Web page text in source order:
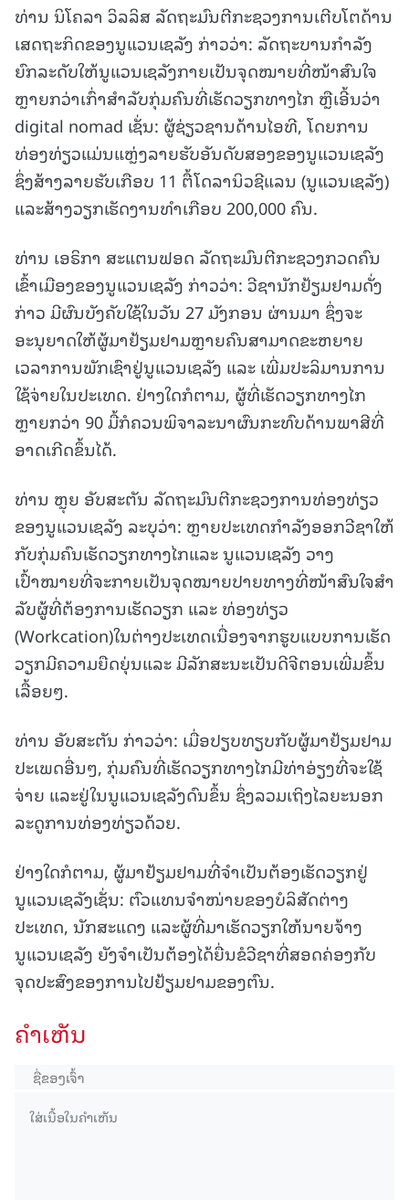
ທ່ານ ນິໂຄລາ ວິລລິສ ລັດຖະມົນຕີກະຊວງການເຕີບໂຕດ້ານ
ເສດຖະກິດຂອງນູແວນເຊລັງ ກ່າວວ່າ: ລັດຖະບານກຳລັງ
ຍົກລະດັບໃຫ້ນູແວນເຊລັງກາຍເປັນຈຸດໝາຍທີ່ໜ້າສົນໃຈ
ຫຼາຍກວ່າເກົ່າສຳລັບກຸ່ມຄົນທີ່ເຮັດວຽກທາງໄກ ຫຼືເອີ້ນວ່າ
digital nomad ເຊັ່ນ: ຜູ້ຊ່ຽວຊານດ້ານໄອທີ, ໂດຍການ
ທ່ອງທ່ຽວແມ່ນແຫຼ່ງລາຍຮັບອັນດັບສອງຂອງນູແວນເຊລັງ
ຊຶ່ງສ້າງລາຍຮັບເກືອບ 11 ຕື້ໂດລານິວຊີແລນ (ນູແວນເຊລັງ)
ແລະສ້າງວຽກເຮັດງານທຳເກືອບ 200,000 ຄົນ.
ທ່ານ ເອຣິກາ ສະແຕນຟອດ ລັດຖະມົນຕີກະຊວງກວດຄົນ
ເຂົ້າເມືອງຂອງນູແວນເຊລັງ ກ່າວວ່າ: ວີຊານັກຢ້ຽມຢາມດັ່ງ
ກ່າວ ມີຜົນບັງຄັບໃຊ້ໃນວັນ 27 ມັງກອນ ຜ່ານມາ ຊຶ່ງຈະ
ອະນຸຍາດໃຫ້ຜູ້ມາຢ້ຽມຢາມຫຼາຍຄົນສາມາດຂະຫຍາຍ
ເວລາການພັກເຊົາຢູ່ນູແວນເຊລັງ ແລະ ເພີ່ມປະລິມານການ
ໃຊ້ຈ່າຍໃນປະເທດ. ຢ່າງໃດກໍຕາມ, ຜູ້ທີ່ເຮັດວຽກທາງໄກ
ຫຼາຍກວ່າ 90 ມື້ກໍຄວນພິຈາລະນາຜົນກະທົບດ້ານພາສີທີ່
ອາດເກີດຂຶ້ນໄດ້.
ທ່ານ ຫຼຸຍ ອັບສະຕັນ ລັດຖະມົນຕີກະຊວງການທ່ອງທ່ຽວ
ຂອງນູແວນເຊລັງ ລະບຸວ່າ: ຫຼາຍປະເທດກໍາລັງອອກວີຊາໃຫ້
ກັບກຸ່ມຄົນເຮັດວຽກທາງໄກແລະ ນູແວນເຊລັງ ວາງ
ເປົ້າໝາຍທີ່ຈະກາຍເປັນຈຸດໝາຍປາຍທາງທີ່ໜ້າສົນໃຈສໍາ
ລັບຜູ້ທີ່ຕ້ອງການເຮັດວຽກ ແລະ ທ່ອງທ່ຽວ
(Workcation)ໃນຕ່າງປະເທດເນື່ອງຈາກຮູບແບບການເຮັດ
ວຽກມີຄວາມຍືດຍຸ່ນແລະ ມີລັກສະນະເປັນດີຈີຕອນເພີ່ມຂຶ້ນ
ເລື້ອຍໆ.
ທ່ານ ອັບສະຕັນ ກ່າວວ່າ: ເມື່ອປຽບທຽບກັບຜູ້ມາຢ້ຽມຢາມ
ປະເພດອື່ນໆ, ກຸ່ມຄົນທີ່ເຮັດວຽກທາງໄກມີທ່າອ່ຽງທີ່ຈະໃຊ້
ຈ່າຍ ແລະຢູ່ໃນນູແວນເຊລັງດົນຂຶ້ນ ຊຶ່ງລວມເຖິງໄລຍະນອກ
ລະດູການທ່ອງທ່ຽວດ້ວຍ.
ຢ່າງໃດກໍຕາມ, ຜູ້ມາຢ້ຽມຢາມທີ່ຈຳເປັນຕ້ອງເຮັດວຽກຢູ່
ນູແວນເຊລັງເຊັ່ນ: ຕົວແທນຈຳໜ່າຍຂອງບໍລິສັດຕ່າງ
ປະເທດ, ນັກສະແດງ ແລະຜູ້ທີ່ມາເຮັດວຽກໃຫ້ນາຍຈ້າງ
ນູແວນເຊລັງ ຍັງຈໍາເປັນຕ້ອງໄດ້ຍື່ນຂໍວີຊາທີ່ສອດຄ່ອງກັບ
ຈຸດປະສົງຂອງການໄປຢ້ຽມຢາມຂອງຕົນ.
ຄໍາເຫັນ